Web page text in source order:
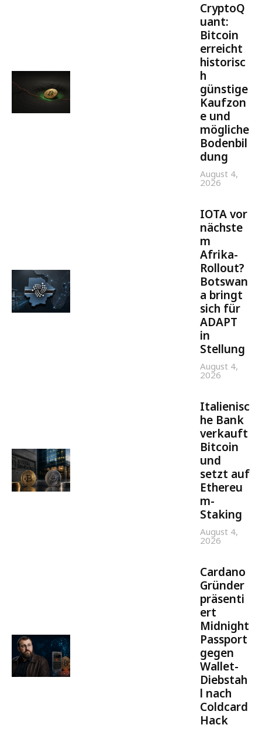
CryptoQ
uant:
Bitcoin
erreicht
historisc
h
günstige
Kaufzon
e und
mögliche
Bodenbil
dung
August 4,
2026
IOTA vor
nächste
m
Afrika-
Rollout?
Botswan
a bringt
sich für
ADAPT
in
Stellung
August 4,
2026
Italienisc
he Bank
verkauft
Bitcoin
und
setzt auf
Ethereu
m-
Staking
August 4,
2026
Cardano
Gründer
präsenti
ert
Midnight
Passport
gegen
Wallet-
Diebstah
l nach
Coldcard
Hack